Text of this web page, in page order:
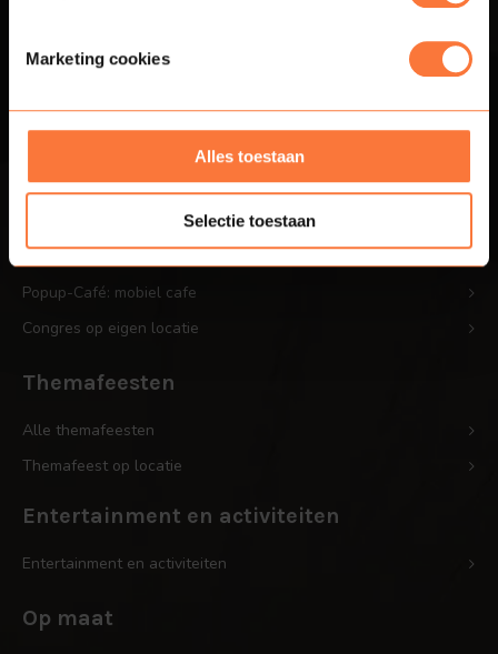
Marketing cookies
Alles toestaan
Selectie toestaan
Bedrijfsfeest op eigen locatie
Personeelsfeest op eigen locatie
Bedrijfsjubileum op locatie
Bedrijfsfestival
Popup-Café: mobiel cafe
Congres op eigen locatie
Themafeesten
Alle themafeesten
Themafeest op locatie
Entertainment en activiteiten
Entertainment en activiteiten
Op maat